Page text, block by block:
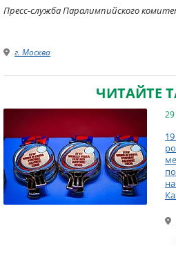
Пресс-служба Паралимпийского
г. Москва
ЧИТАЙТЕ